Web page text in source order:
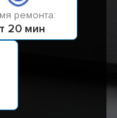
ремонта:
20 мин